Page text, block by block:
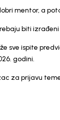
mentor, a
trebaju biti
sve ispite
godini.
za prijavu